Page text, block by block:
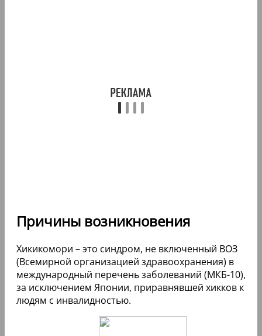
Причины возникновения
Хикикомори – это синдром, не включенный ВОЗ
(Всемирной организацией здравоохранения) в
международный перечень заболеваний (МКБ-10),
за исключением Японии, приравнявшей хикков к
людям с инвалидностью.